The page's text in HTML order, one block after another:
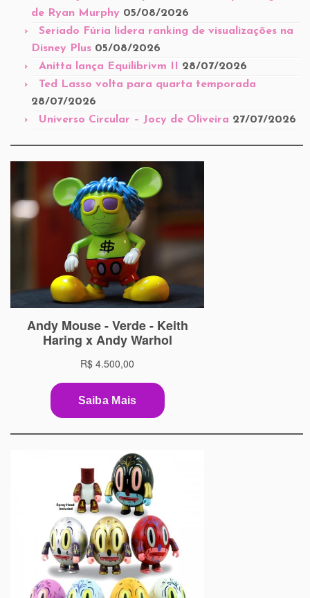
de Ryan Murphy 05/08/2026
Seriado Fúria lidera ranking de visualizações na
Disney Plus 05/08/2026
Anitta lança Equilibrivm II 28/07/2026
Ted Lasso volta para quarta temporada
28/07/2026
Universo Circular – Jocy de Oliveira 27/07/2026